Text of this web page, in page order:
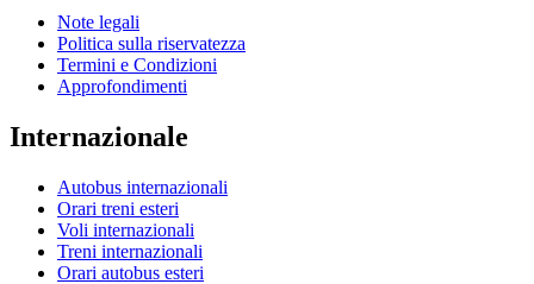
Note legali
Politica sulla riservatezza
Termini e Condizioni
Approfondimenti
Internazionale
Autobus internazionali
Orari treni esteri
Voli internazionali
Treni internazionali
Orari autobus esteri